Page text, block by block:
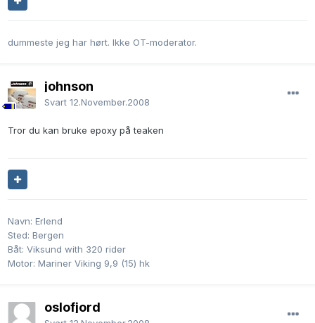
dummeste jeg har hørt. Ikke OT-moderator.
johnson
Svart 12.November.2008
Tror du kan bruke epoxy på teaken
Navn: Erlend
Sted: Bergen
Båt: Viksund with 320 rider
Motor: Mariner Viking 9,9 (15) hk
oslofjord